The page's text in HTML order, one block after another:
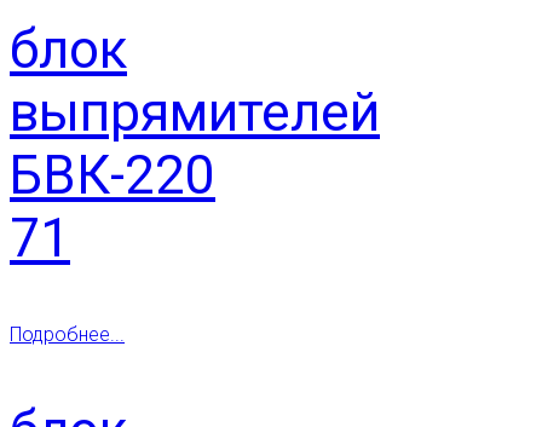
блок
выпрямителей
БВК-220
71
Подробнее...